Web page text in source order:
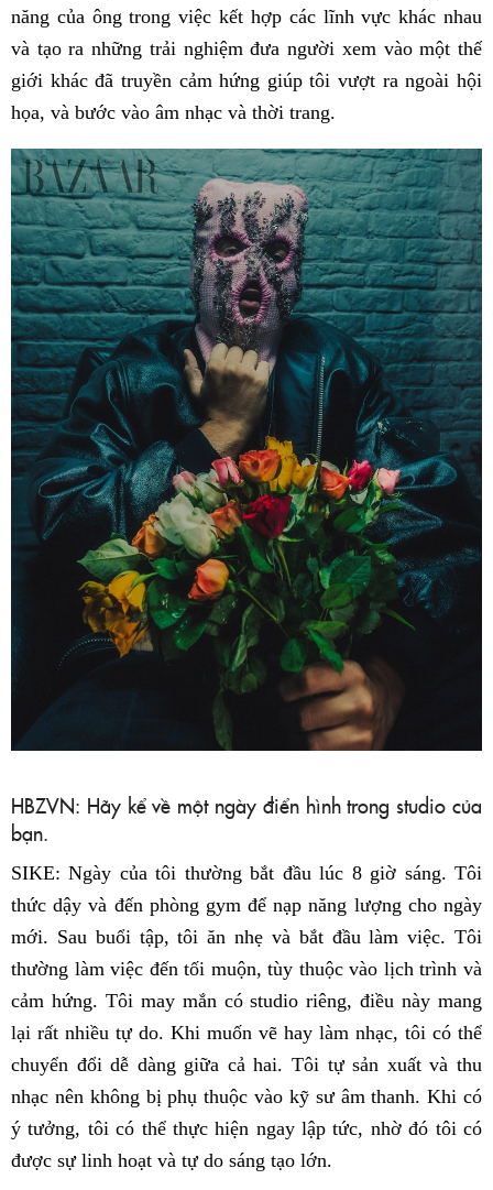
năng của ông trong việc kết hợp các lĩnh vực khác nhau
và tạo ra những trải nghiệm đưa người xem vào một thế
giới khác đã truyền cảm hứng giúp tôi vượt ra ngoài hội
họa, và bước vào âm nhạc và thời trang.
HBZVN: Hãy kể về một ngày điển hình trong studio của
bạn.
SIKE: Ngày của tôi thường bắt đầu lúc 8 giờ sáng. Tôi
thức dậy và đến phòng gym để nạp năng lượng cho ngày
mới. Sau buổi tập, tôi ăn nhẹ và bắt đầu làm việc. Tôi
thường làm việc đến tối muộn, tùy thuộc vào lịch trình và
cảm hứng. Tôi may mắn có studio riêng, điều này mang
lại rất nhiều tự do. Khi muốn vẽ hay làm nhạc, tôi có thể
chuyển đổi dễ dàng giữa cả hai. Tôi tự sản xuất và thu
nhạc nên không bị phụ thuộc vào kỹ sư âm thanh. Khi có
ý tưởng, tôi có thể thực hiện ngay lập tức, nhờ đó tôi có
được sự linh hoạt và tự do sáng tạo lớn.